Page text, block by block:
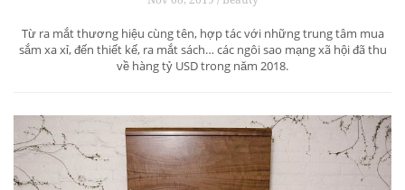
Từ ra mắt thương hiệu cùng tên, hợp tác với những trung tâm mua
sắm xa xỉ, đến thiết kế, ra mắt sách… các ngôi sao mạng xã hội đã thu
về hàng tỷ USD trong năm 2018.